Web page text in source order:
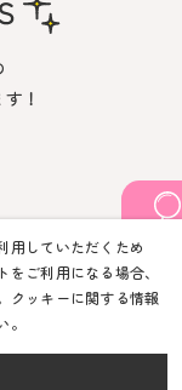
！
用していただくため
ご利用になる場合、
クッキーに関する情報
。